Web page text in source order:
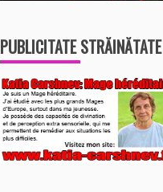
PUBLICITATE STRĂINĂTATE